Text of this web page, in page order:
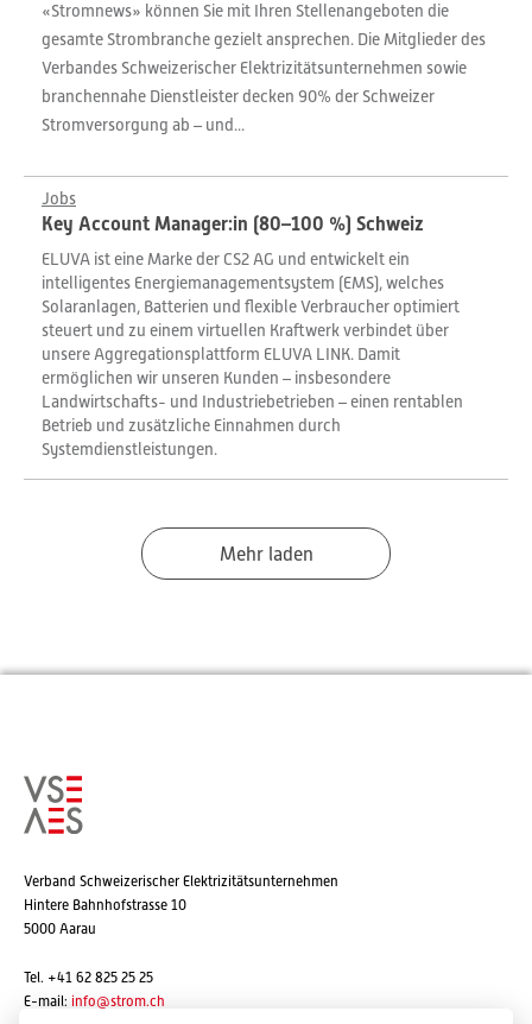
«Stromnews» können Sie mit Ihren Stellenangeboten die
gesamte Strombranche gezielt ansprechen. Die Mitglieder des
Verbandes Schweizerischer Elektrizitätsunternehmen sowie
branchennahe Dienstleister decken 90% der Schweizer
Stromversorgung ab – und...
Jobs
Key Account Manager:in (80–100 %) Schweiz
ELUVA ist eine Marke der CS2 AG und entwickelt ein
intelligentes Energiemanagementsystem (EMS), welches
Solaranlagen, Batterien und flexible Verbraucher optimiert
steuert und zu einem virtuellen Kraftwerk verbindet über
unsere Aggregationsplattform ELUVA LINK. Damit
ermöglichen wir unseren Kunden – insbesondere
Landwirtschafts- und Industriebetrieben – einen rentablen
Betrieb und zusätzliche Einnahmen durch
Systemdienstleistungen.
Mehr laden
Verband Schweizerischer Elektrizitätsunternehmen
Hintere Bahnhofstrasse 10
5000 Aarau
Tel. +41 62 825 25 25
E-mail: info@strom.ch